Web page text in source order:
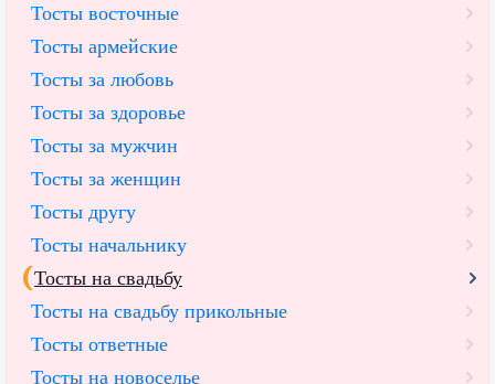
Тосты восточные
Тосты армейские
Тосты за любовь
Тосты за здоровье
Тосты за мужчин
Тосты за женщин
Тосты другу
Тосты начальнику
Тосты на свадьбу
Тосты на свадьбу прикольные
Тосты ответные
Тосты на новоселье